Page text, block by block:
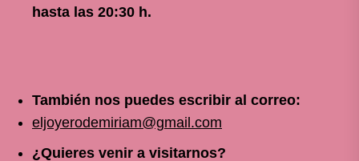
hasta las 20:30 h.
También nos puedes escribir al correo:
eljoyerodemiriam@gmail.com
¿Quieres venir a visitarnos?